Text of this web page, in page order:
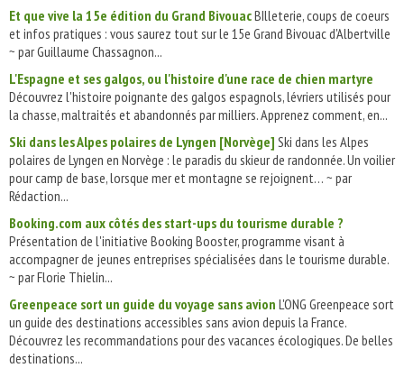
Et que vive la 15e édition du Grand BivouacBIlleterie, coups de coeurs
et infos pratiques : vous saurez tout sur le 15e Grand Bivouac d'Albertville
~ par Guillaume Chassagnon...
L'Espagne et ses galgos, ou l'histoire d'une race de chien martyre
Découvrez l'histoire poignante des galgos espagnols, lévriers utilisés pour
la chasse, maltraités et abandonnés par milliers. Apprenez comment, en...
Ski dans les Alpes polaires de Lyngen [Norvège] Ski dans les Alpes
polaires de Lyngen en Norvège : le paradis du skieur de randonnée. Un voilier
pour camp de base, lorsque mer et montagne se rejoignent… ~ par
Rédaction...
Booking.com aux côtés des start-ups du tourisme durable ?
Présentation de l'initiative Booking Booster, programme visant à
accompagner de jeunes entreprises spécialisées dans le tourisme durable.
~ par Florie Thielin...
Greenpeace sort un guide du voyage sans avion L'ONG Greenpeace sort
un guide des destinations accessibles sans avion depuis la France.
Découvrez les recommandations pour des vacances écologiques. De belles
destinations...